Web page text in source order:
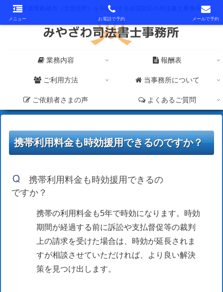
千葉県船橋市（北習志野）を中心とする全国対応の司法書士事務所
業務内容 報酬表
ご利用方法 当事務所について
ご依頼者さまの声 よくあるご質問
携帯利用料金も時効援用できるのですか？
携帯利用料金も時効援用できるの
ですか？
携帯の利用料金も5年で時効になります。時効
期間が経過する前に訴訟や支払督促等の裁判
上の請求を受けた場合は、時効が延長されま
すが相談させていただければ、より良い解決
策を見つけ出します。
メニュー お電話で予約 メールで予約